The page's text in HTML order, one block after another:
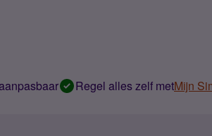
Regel alles zelf metMijn